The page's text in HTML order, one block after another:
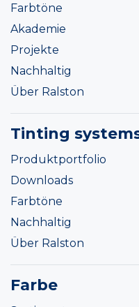
Farbtöne
Akademie
Projekte
Nachhaltig
Über Ralston
Tinting
Produktportfolio
Downloads
Farbtöne
Nachhaltig
Über Ralston
Farbe